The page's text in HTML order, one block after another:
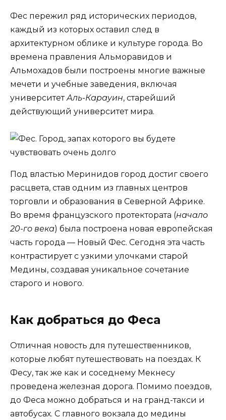
Фес пережил ряд исторических периодов,
каждый из которых оставил след в
архитектурном облике и культуре города. Во
времена правления Альморавидов и
Альмохадов были построены многие важные
мечети и учебные заведения, включая
университетАль-Карауин, старейший
действующий университет мира.
Под властью Меринидов город достиг своего
расцвета, став одним из главных центров
торговли и образования в Северной Африке.
Во время французского протектората (начало
20-го века) была построена новая европейская
часть города — Новый Фес. Сегодня эта часть
контрастирует с узкими улочками старой
Медины, создавая уникальное сочетание
старого и нового.
Как добраться до Феса
Отличная новость для путешественников,
которые любят путешествовать на поездах. К
Фесу, так же как и соседнему Мекнесу
проведена железная дорога. Помимо поездов,
до Феса можно добраться и на гранд-такси и
автобусах. С главного вокзала до медины